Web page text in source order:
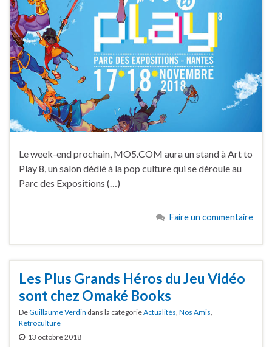
Le week-end prochain, MO5.COM aura un stand à Art to
Play 8, un salon dédié à la pop culture qui se déroule au
Parc des Expositions (…)
Faire un commentaire
Les Plus Grands Héros du Jeu Vidéo
sont chez Omaké Books
DeGuillaume Verdin dans la catégorieActualités, Nos Amis,
Retroculture
13 octobre 2018